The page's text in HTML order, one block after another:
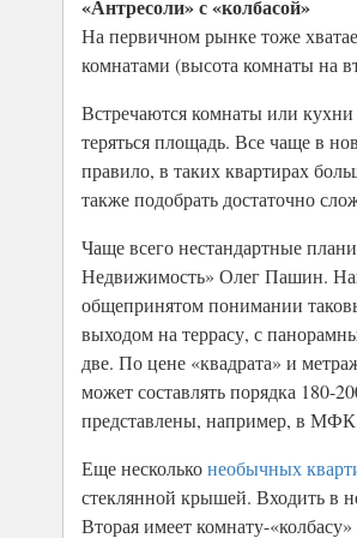
«Антресоли» с «колбасой»
На первичном рынке тоже
комнатами (высота комнаты на
Встречаются комнаты или кухни
теряться площадь. Все чаще в
правило, в таких квартирах
также подобрать достаточно
Чаще всего нестандартные
Недвижимость» Олег Пашин.
общепринятом понимании
выходом на террасу, с
две. По цене «квадрата» и
может составлять порядка 180-
представлены, например, в МФК
Еще нескольконеобычных
стеклянной крышей. Входить в
Вторая имеет комнату-